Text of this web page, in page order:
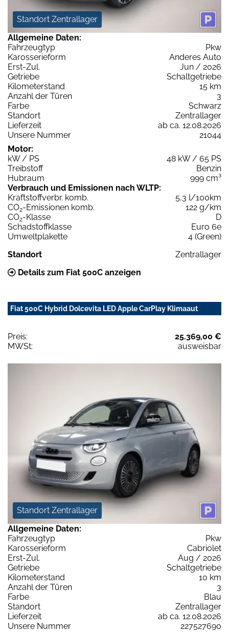
Standort Zentrallager
Allgemeine Daten:
Fahrzeugtyp
Pkw
Karosserieform
Anderes Auto
Erst-Zul.
Jun / 2026
Getriebe
Schaltgetriebe
Kilometerstand
15 km
Anzahl der Türen
3
Farbe
Schwarz
Standort
Zentrallager
Lieferzeit
ab ca. 12.08.2026
Unsere Nummer
21044
Motor:
kW / PS
48 kW / 65 PS
Treibstoff
Benzin
Hubraum
999 cm³
Verbrauch und Emissionen nach WLTP:
Kraftstoffverbr. komb.
5,3 l/100km
CO2-Emissionen komb.
122 g/km
CO2-Klasse
D
Schadstoffklasse
Euro 6e
Umweltplakette
4 (Green)
Standort
Zentrallager
Details zum Fiat 500C anzeigen
Fiat 500C Hybrid Dolcevita LED Apple CarPlay Klimaaut
Preis:
25.369,00 €
MWSt:
ausweisbar
Standort Zentrallager
Allgemeine Daten:
Fahrzeugtyp
Pkw
Karosserieform
Cabriolet
Erst-Zul.
Aug / 2026
Getriebe
Schaltgetriebe
Kilometerstand
10 km
Anzahl der Türen
3
Farbe
Blau
Standort
Zentrallager
Lieferzeit
ab ca. 12.08.2026
Unsere Nummer
227527690